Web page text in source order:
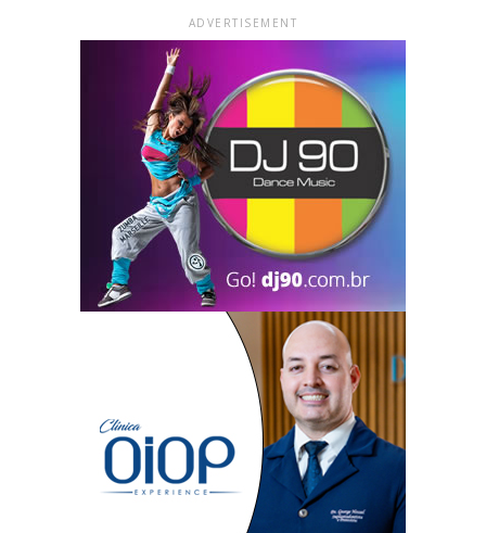
ADVERTISEMENT